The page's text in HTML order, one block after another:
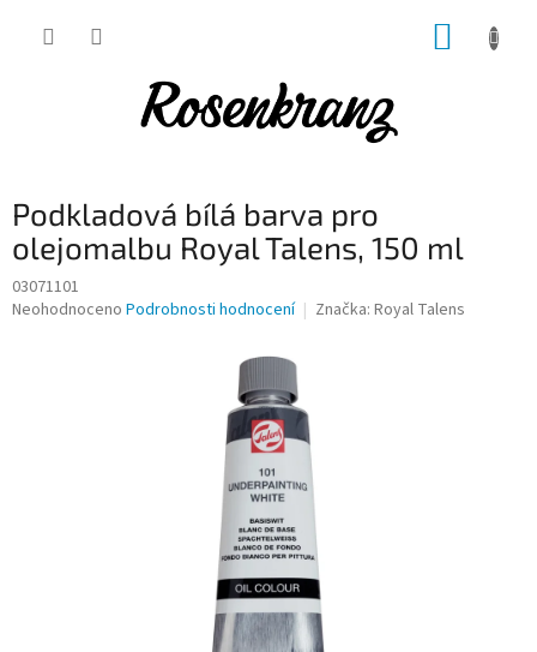
Podkladová bílá barva pro
olejomalbu Royal Talens, 150 ml
03071101
Průměrné
Neohodnoceno Podrobnosti hodnocení Značka: Royal Talens